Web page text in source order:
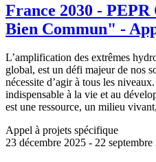
France 2030 -
Bien Commun" -
L’amplification des extrêmes
global, est un défi majeur de nos
nécessite d’agir à tous les
indispensable à la vie et au
est une ressource, un milieu
Appel à projets spécifique
23 décembre 2025 - 22